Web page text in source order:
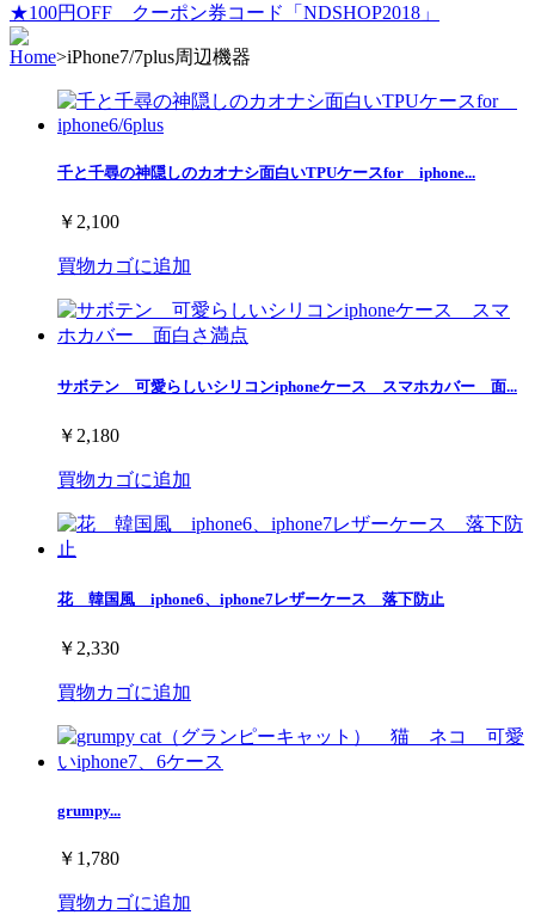
★100円OFF クーポン券コード「NDSHOP2018」
Home>iPhone7/7plus周辺機器
千と千尋の神隠しのカオナシ面白いTPUケースfor iphone...
￥2,100
買物カゴに追加
サボテン 可愛らしいシリコンiphoneケース スマホカバー 面...
￥2,180
買物カゴに追加
花 韓国風 iphone6、iphone7レザーケース 落下防止
￥2,330
買物カゴに追加
grumpy...
￥1,780
買物カゴに追加